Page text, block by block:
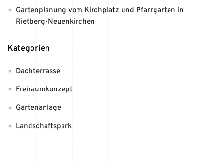
Gartenplanung vom Kirchplatz und Pfarrgarten in
Rietberg-Neuenkirchen
Kategorien
Dachterrasse
Freiraumkonzept
Gartenanlage
Landschaftspark